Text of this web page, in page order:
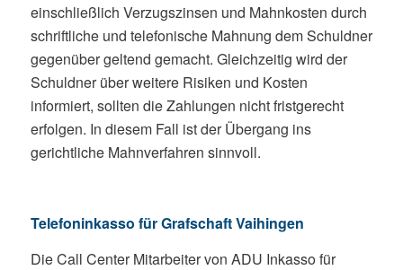
einschließlich Verzugszinsen und Mahnkosten durch
schriftliche und telefonische Mahnung dem Schuldner
gegenüber geltend gemacht. Gleichzeitig wird der
Schuldner über weitere Risiken und Kosten
informiert, sollten die Zahlungen nicht fristgerecht
erfolgen. In diesem Fall ist der Übergang ins
gerichtliche Mahnverfahren sinnvoll.
Telefoninkasso für Grafschaft Vaihingen
Die Call Center Mitarbeiter von ADU Inkasso für